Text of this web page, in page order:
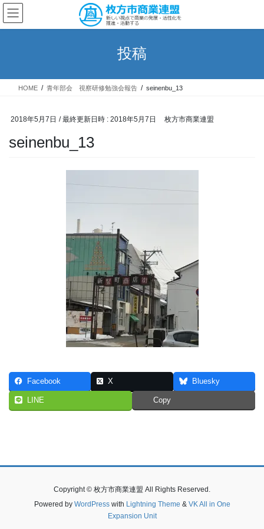
コ
ン
テ
ス
ナ
ビ
ゲ
ン
投稿
HOME 青年部会 視察研修勉強会報告 seinenbu_13
2018年5月7日 / 最終更新日時 : 2018年5月7日 枚方市商業連盟
seinenbu_13
Facebook X Bluesky
LINE Copy
Copyright © 枚方市商業連盟 All Rights Reserved.
Powered by WordPresswith Lightning Theme & VK All in One
Expansion Unit